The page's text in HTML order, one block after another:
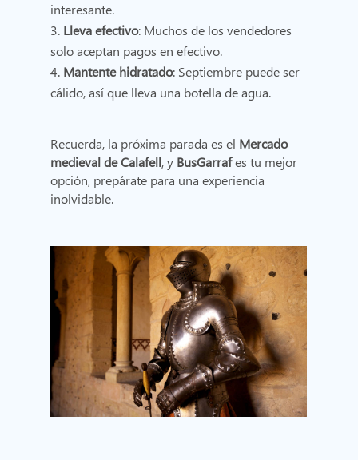
interesante.
Lleva efectivo: Muchos de los vendedores
solo aceptan pagos en efectivo.
Mantente hidratado: Septiembre puede ser
cálido, así que lleva una botella de agua.
Recuerda, la próxima parada es el Mercado
medieval de Calafell, y BusGarrafes tu mejor
opción, prepárate para una experiencia
inolvidable.